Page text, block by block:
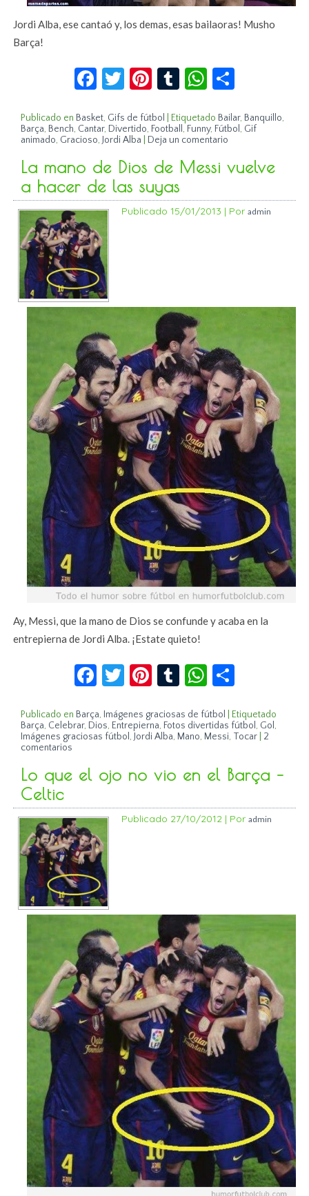
Jordi Alba, ese cantaó y, los demas, esas bailaoras! Musho
Barça!
Facebook
Twitter
Pinterest
TumblrWhatsApp
Publicado en Basket, Gifs de fútbol Etiquetado Bailar, Banquillo,
Barça, Bench, Cantar, Divertido, Football, Funny, Fútbol, Gif
animado, Gracioso,Jordi Alba Deja un comentario
La mano de Dios de Messi vuelve
a hacer de las suyas
Publicado 15/01/2013 | Por admin
Ay, Messi, que la mano de Dios se confunde y acaba en la
entrepierna de Jordi Alba. ¡Estate quieto!
Facebook
Twitter
Pinterest
TumblrWhatsApp
Publicado en Barça, Imágenes graciosas de fútbol
Etiquetado
Barça, Celebrar, Dios, Entrepierna, Fotos divertidas fútbol, Gol,
Imágenes graciosas fútbol,Jordi Alba, Mano, Messi, Tocar
2
comentarios
Lo que el ojo no vio en el Barça –
Celtic
Publicado 27/10/2012 | Por admin